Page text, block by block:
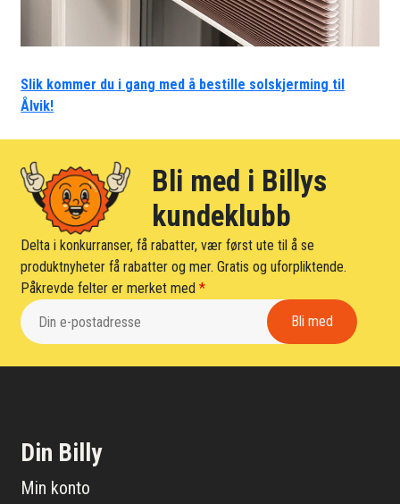
Slik kommer du i gang med å bestille solskjerming til
Ålvik!
Bli med i Billys
kundeklubb
Delta i konkurranser, få rabatter, vær først ute til å se
produktnyheter få rabatter og mer. Gratis og uforpliktende.
Påkrevde felter er merket med*
Din Billy
Min konto